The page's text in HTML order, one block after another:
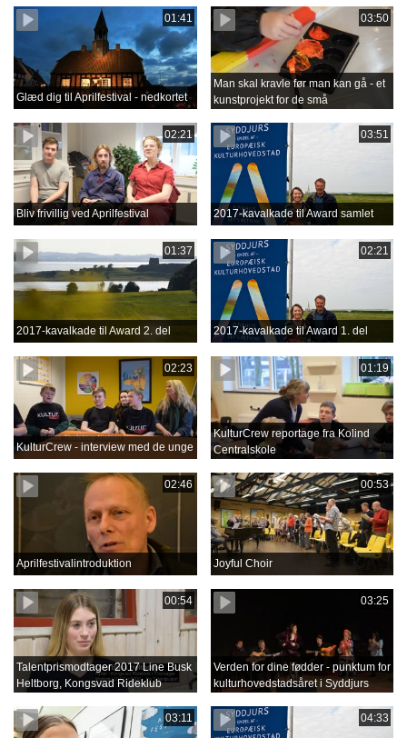
01:41
Glæd dig til Aprilfestival - nedkortet
03:50
Man skal kravle før man kan gå - et
kunstprojekt for de små
02:21
Bliv frivillig ved Aprilfestival
03:51
2017-kavalkade til Award samlet
01:37
2017-kavalkade til Award 2. del
02:21
2017-kavalkade til Award 1. del
02:23
KulturCrew - interview med de unge
01:19
KulturCrew reportage fra Kolind
Centralskole
02:46
Aprilfestivalintroduktion
00:53
Joyful Choir
00:54
Talentprismodtager 2017 Line Busk
Heltborg, Kongsvad Rideklub
03:25
Verden for dine fødder - punktum for
kulturhovedstadsåret i Syddjurs
03:11 04:33